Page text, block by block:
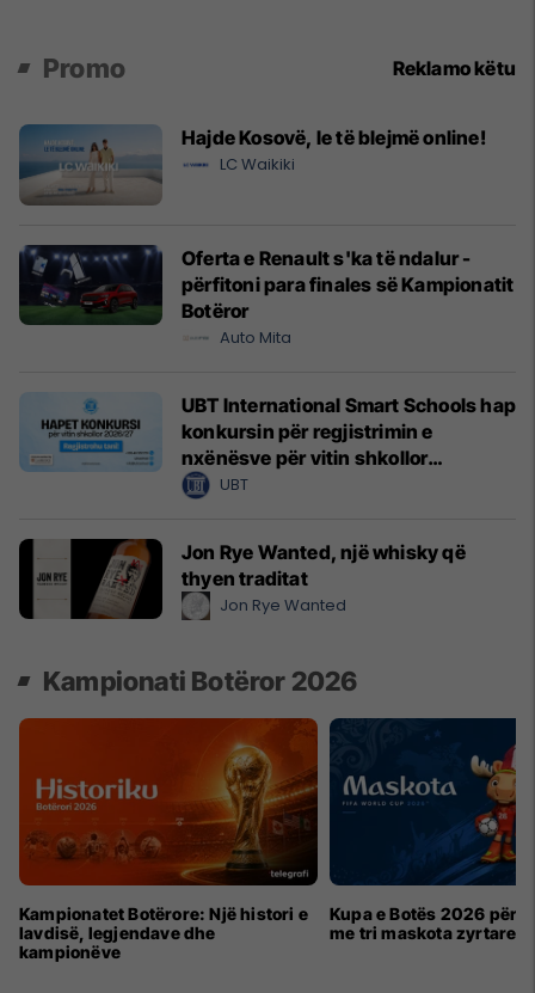
Promo Reklamo këtu
Hajde Kosovë, le të blejmë online!
LC Waikiki
Oferta e Renault s'ka të ndalur -
përfitoni para finales së Kampionatit
Botëror
Auto Mita
UBT International Smart Schools hap
konkursin për regjistrimin e
nxënësve për vitin shkollor
2026/2027
UBT
Jon Rye Wanted, një whisky që
thyen traditat
Jon Rye Wanted
Kampionati Botëror 2026
Kampionatet Botërore: Një histori e
lavdisë, legjendave dhe
kampionëve
Kupa e Botës 2026 për
me tri maskota zyrtare